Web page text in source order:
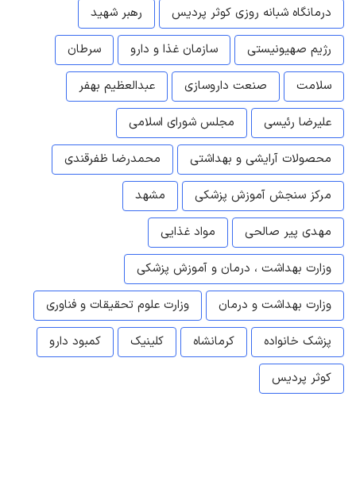
درمانگاه شبانه روزی کوثر پردیس
رهبر شهید
رژیم صهیونیستی
سازمان غذا و دارو
سرطان
سلامت
صنعت داروسازی
عبدالعظیم بهفر
علیرضا رئیسی
مجلس شورای اسلامی
محصولات آرایشی و بهداشتی
محمدرضا ظفرقندی
مرکز سنجش آموزش پزشکی
مشهد
مهدی پیر صالحی
مواد غذایی
وزارت بهداشت ، درمان و آموزش پزشکی
وزارت بهداشت و درمان
وزارت علوم تحقیقات و فناوری
پزشک خانواده
کرمانشاه کلینیک
کمبود دارو
کوثر پردیس